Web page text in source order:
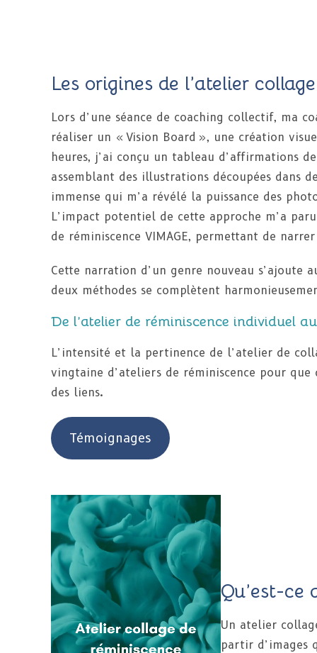
Les origines de l’atelier
Lors d’une séance de coaching collectif, ma
réaliser un « Vision Board », une création
heures, j’ai conçu un tableau d’affirmations
assemblant des illustrations découpées dans
immense qui m’a révélé la puissance des
L’impact potentiel de cette approche m’a
de réminiscence VIMAGE, permettant de
Cette narration d’un genre nouveau s’ajoute
deux méthodes se complètent
De l’atelier de réminiscence individuel
L’intensité et la pertinence de l’atelier de
vingtaine d’ateliers de réminiscence pour
des liens.
Témoignages
Qu’est-ce
Un atelier
partir d’images